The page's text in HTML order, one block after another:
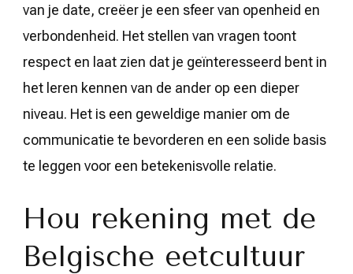
van je date, creëer je een sfeer van openheid en
verbondenheid. Het stellen van vragen toont
respect en laat zien dat je geïnteresseerd bent in
het leren kennen van de ander op een dieper
niveau. Het is een geweldige manier om de
communicatie te bevorderen en een solide basis
te leggen voor een betekenisvolle relatie.
Hou rekening met de
Belgische eetcultuur